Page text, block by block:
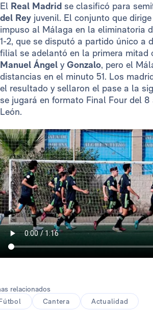
El Real Madrid se clasificó para
del Rey juvenil. El conjunto que dirige
impuso al Málaga en la eliminatoria
1-2, que se disputó a partido único a
filial se adelantó en la primera mitad
Manuel Ángel yGonzalo, pero el
distancias en el minuto 51. Los
el resultado y sellaron el pase a la
se jugará en formato Final Four del 8
León.
relacionados
Cantera Actualidad